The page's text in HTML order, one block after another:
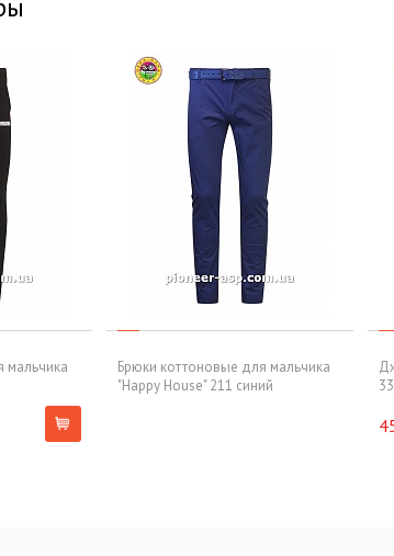
мальчика
Брюки коттоновые для мальчика
"Happy House" 211 синий